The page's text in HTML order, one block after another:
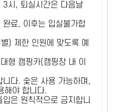
시, 퇴실시간은 다음날
료, 이후는 입실불가합
) 제한 인원에 맞도록 예
형 캠핑카(캠핑장 내 이
다. 숯은 사용 가능하며,
해야 합니다.
은 원칙적으로 금지합니